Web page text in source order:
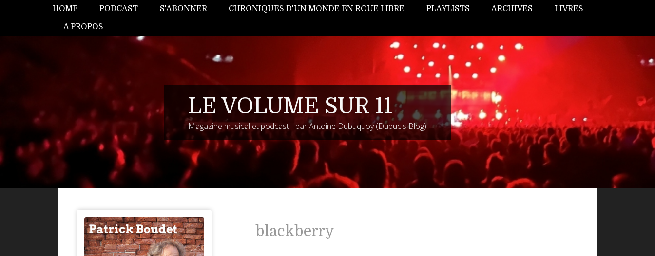
HOME PODCAST S'ABONNER CHRONIQUES D'UN MONDE EN ROUE LIBRE PLAYLISTS ARCHIVES LIVRES
A PROPOS
LE VOLUME SUR 11
Magazine musical et podcast - par Antoine Dubuquoy (Dubuc's Blog)
blackberry